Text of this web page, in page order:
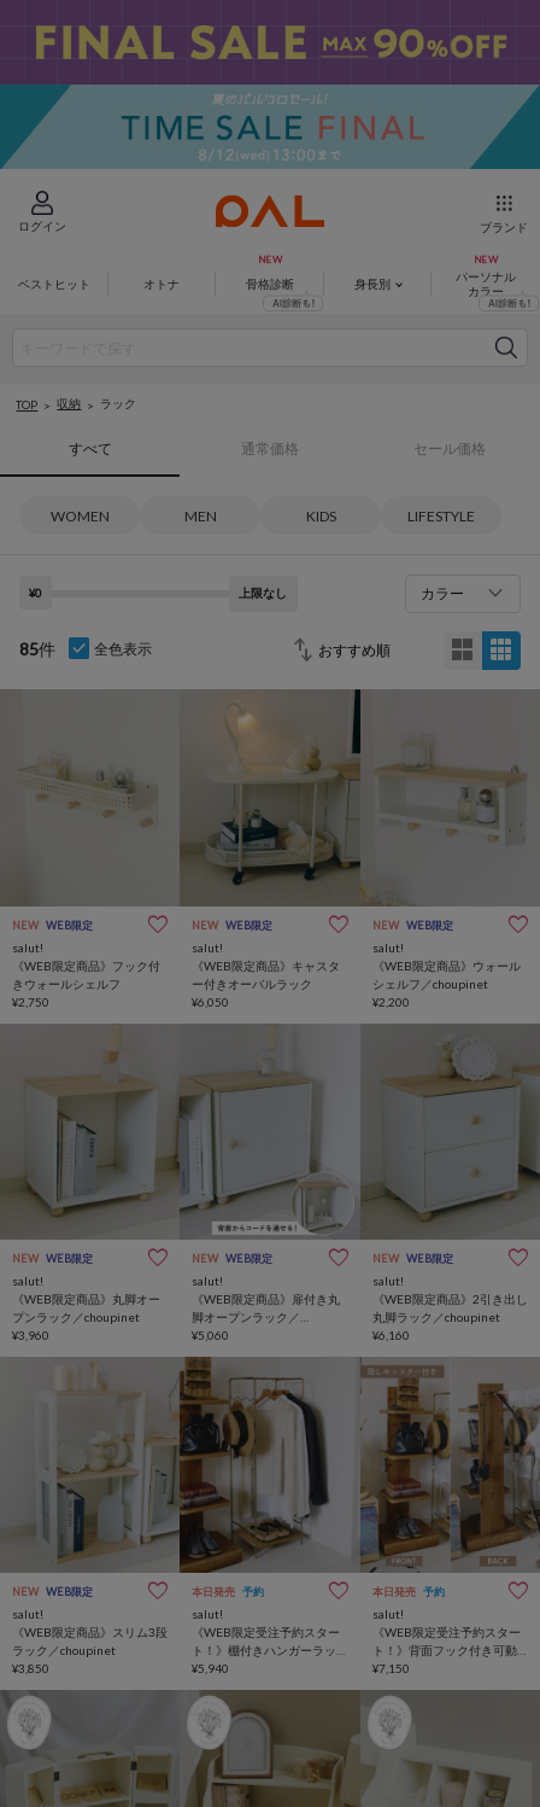
ログイン ブランド
ベストヒット オトナ 骨格診断 身長別
パーソナル
カラー
TOP 収納 ラック
すべて 通常価格 セール価格
WOMEN MEN KIDS LIFESTYLE
¥0 上限なし カラー
85件 全色表示
NEW WEB限定
salut!
《WEB限定商品》フック付
きウォールシェルフ
¥2,750
NEW WEB限定
salut!
《WEB限定商品》キャスタ
ー付きオーバルラック
¥6,050
NEW WEB限定
salut!
《WEB限定商品》ウォール
シェルフ／choupinet
¥2,200
NEW WEB限定
salut!
《WEB限定商品》丸脚オー
プンラック／choupinet
¥3,960
NEW WEB限定
salut!
《WEB限定商品》扉付き丸
脚オープンラック／
choupinet
¥5,060
NEW WEB限定
salut!
《WEB限定商品》2引き出し
丸脚ラック／choupinet
¥6,160
NEW WEB限定
salut!
《WEB限定商品》スリム3段
ラック／choupinet
¥3,850
本日発売 予約
salut!
《WEB限定受注予約スター
ト！》棚付きハンガーラッ
ク
¥5,940
本日発売 予約
salut!
《WEB限定受注予約スター
ト！》背面フック付き可動
３段ラック
¥7,150